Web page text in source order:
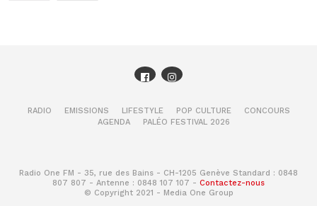
RADIO EMISSIONS LIFESTYLE POP CULTURE
CONCOURS
AGENDA
PALÉO FESTIVAL 2026
Radio One FM - 35, rue des Bains - CH-1205 Genève Standard : 0848
807 807 - Antenne : 0848 107 107 - Contactez-nous
© Copyright 2021 - Media One Group